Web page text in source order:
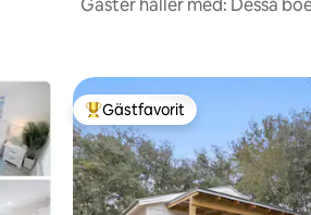
Gäster håller med: Dessa
Populär gästfavorit
Gästfavorit